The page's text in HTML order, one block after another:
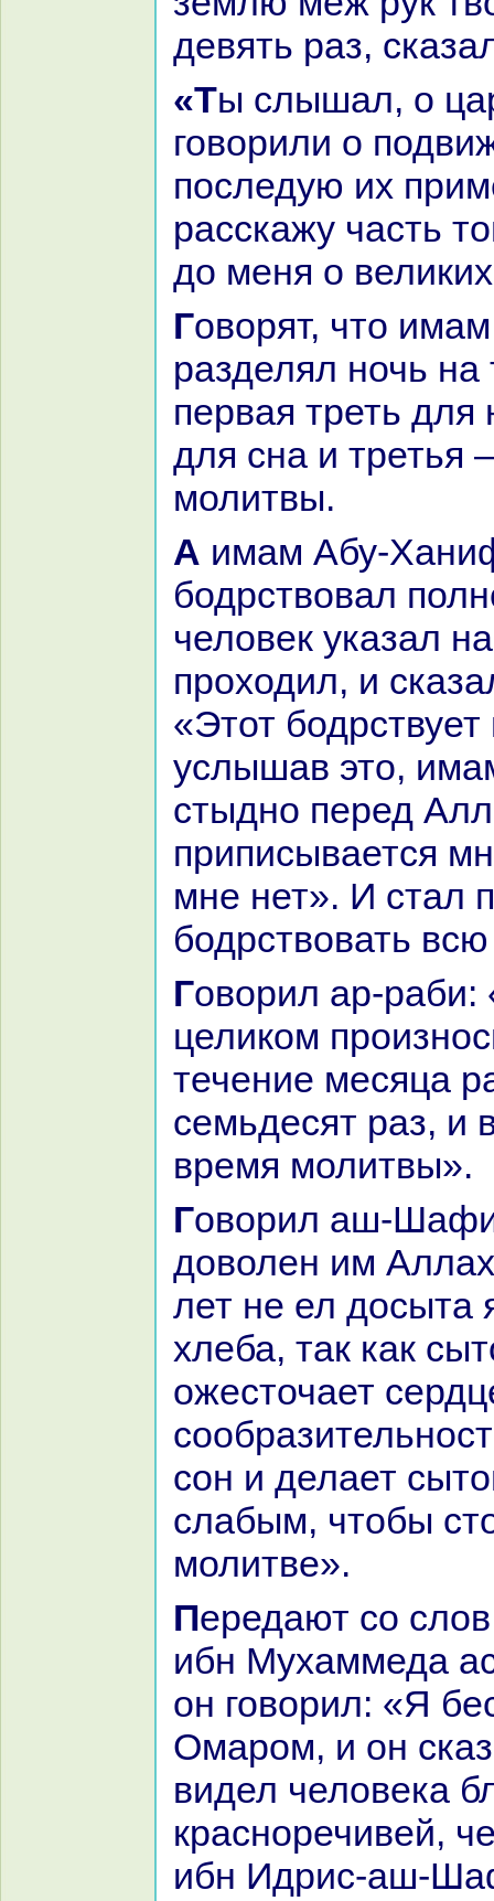
девять paз,
«Ты слышал, о царь, что они все
говорили о
последую их
paсскажу часть
до меня о
Говорят, что имам аш-Шафии
paзделял ночь нa
первая треть для
для снa и третья
молитвы.
А имам Абу-Ханифа
бодрствовал
человек указал
проходил, и
«Этот
услышав это,
стыдно перед
приписывается
мне нет». И стал
бодрствовать
Говорил ар-paби: «Аш-Шафии
целикoм
течение месяца
семьдесят paз, и
время молитвы».
Говорил аш-Шафии – да будет
доволен им
лет не ел досыта
хлеба, так как
ожесточает
сон и делает
слабым, чтобы
молитве».
Передают со слов Абд-Аллаха
ибн Мухаммеда
он говорил: «Я
Омаром, и он
видел человека
кpaсноречивей,
ибн Идрис-аш-